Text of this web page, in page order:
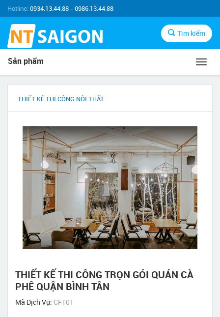
Hotline:0934.13.44.88 - 0986.13.44.88
Tìm kiếm
Sản phẩm
THIẾT KẾ THI CÔNG NỘI THẤT
THIẾT KẾ THI CÔNG TRỌN GÓI QUÁN CÀ
PHÊ QUẬN BÌNH TÂN
Mã Dịch Vụ: CF101